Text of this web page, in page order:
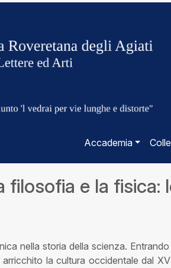
Accademia
filosofia e la fisica:
nella storia della scienza. Entrando
la cultura occidentale dal